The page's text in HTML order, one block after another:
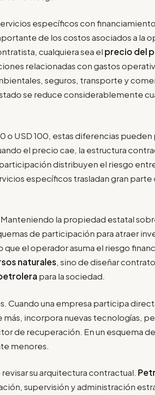
específicos con
de los costos asociados a la
cualquiera sea el precio del
relacionadas con gastos
seguros, transporte y
se reduce considerablemente
o USD 100, estas diferencias pueden
el precio cae, la estructura
distribuyen el riesgo
específicos trasladan gran parte
la propiedad estatal
de participación para atraer
el operador asuma el riesgo
naturales, sino de diseñar
para la sociedad.
Cuando una empresa participa
incorpora nuevas tecnologías,
de recuperación. En un esquema
menores.
su arquitectura contractual.
supervisión y administración